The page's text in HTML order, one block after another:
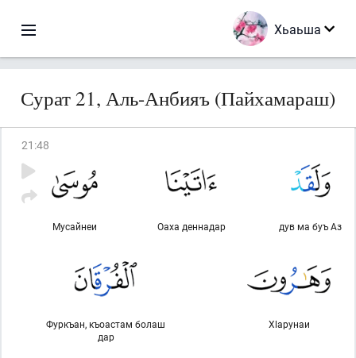
Хьаьша
Сурат 21, Аль-Анбияъ (Пайхамараш)
21 :48
дув ма буъ Аз
Оаха деннадар
Мусайнеи
Хlарунаи
Фуркъан, къоастам болаш
дар